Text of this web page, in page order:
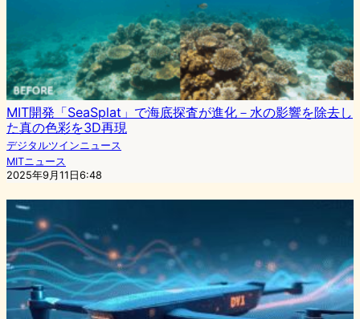
MIT開発「SeaSplat」で海底探査が進化－水の影響を除去し
た真の色彩を3D再現
デジタルツインニュース
MITニュース
2025年9月11日6:48